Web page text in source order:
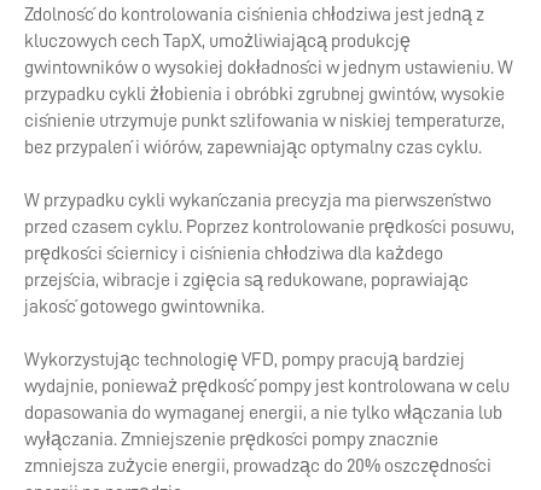
Zdolność do kontrolowania ciśnienia chłodziwa jest jedną z
kluczowych cech TapX, umożliwiającą produkcję
gwintowników o wysokiej dokładności w jednym ustawieniu. W
przypadku cykli żłobienia i obróbki zgrubnej gwintów, wysokie
ciśnienie utrzymuje punkt szlifowania w niskiej temperaturze,
bez przypaleń i wiórów, zapewniając optymalny czas cyklu.
W przypadku cykli wykańczania precyzja ma pierwszeństwo
przed czasem cyklu. Poprzez kontrolowanie prędkości posuwu,
prędkości ściernicy i ciśnienia chłodziwa dla każdego
przejścia, wibracje i zgięcia są redukowane, poprawiając
jakość gotowego gwintownika.
Wykorzystując technologię VFD, pompy pracują bardziej
wydajnie, ponieważ prędkość pompy jest kontrolowana w celu
dopasowania do wymaganej energii, a nie tylko włączania lub
wyłączania. Zmniejszenie prędkości pompy znacznie
zmniejsza zużycie energii, prowadząc do 20% oszczędności